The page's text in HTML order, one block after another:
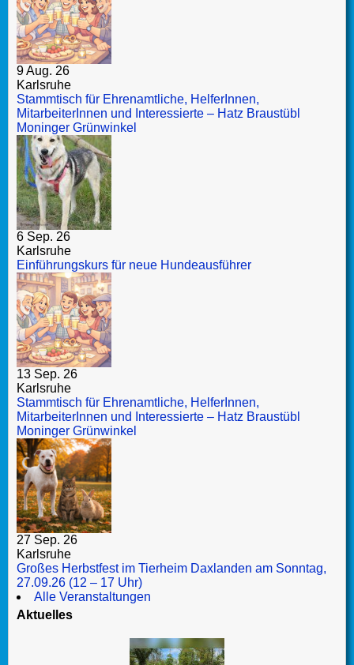
9 Aug. 26
Karlsruhe
Stammtisch für Ehrenamtliche, HelferInnen,
MitarbeiterInnen und Interessierte – Hatz Braustübl
Moninger Grünwinkel
6 Sep. 26
Karlsruhe
Einführungskurs für neue Hundeausführer
13 Sep. 26
Karlsruhe
Stammtisch für Ehrenamtliche, HelferInnen,
MitarbeiterInnen und Interessierte – Hatz Braustübl
Moninger Grünwinkel
27 Sep. 26
Karlsruhe
Großes Herbstfest im Tierheim Daxlanden am Sonntag,
27.09.26 (12 – 17 Uhr)
Alle Veranstaltungen
Aktuelles